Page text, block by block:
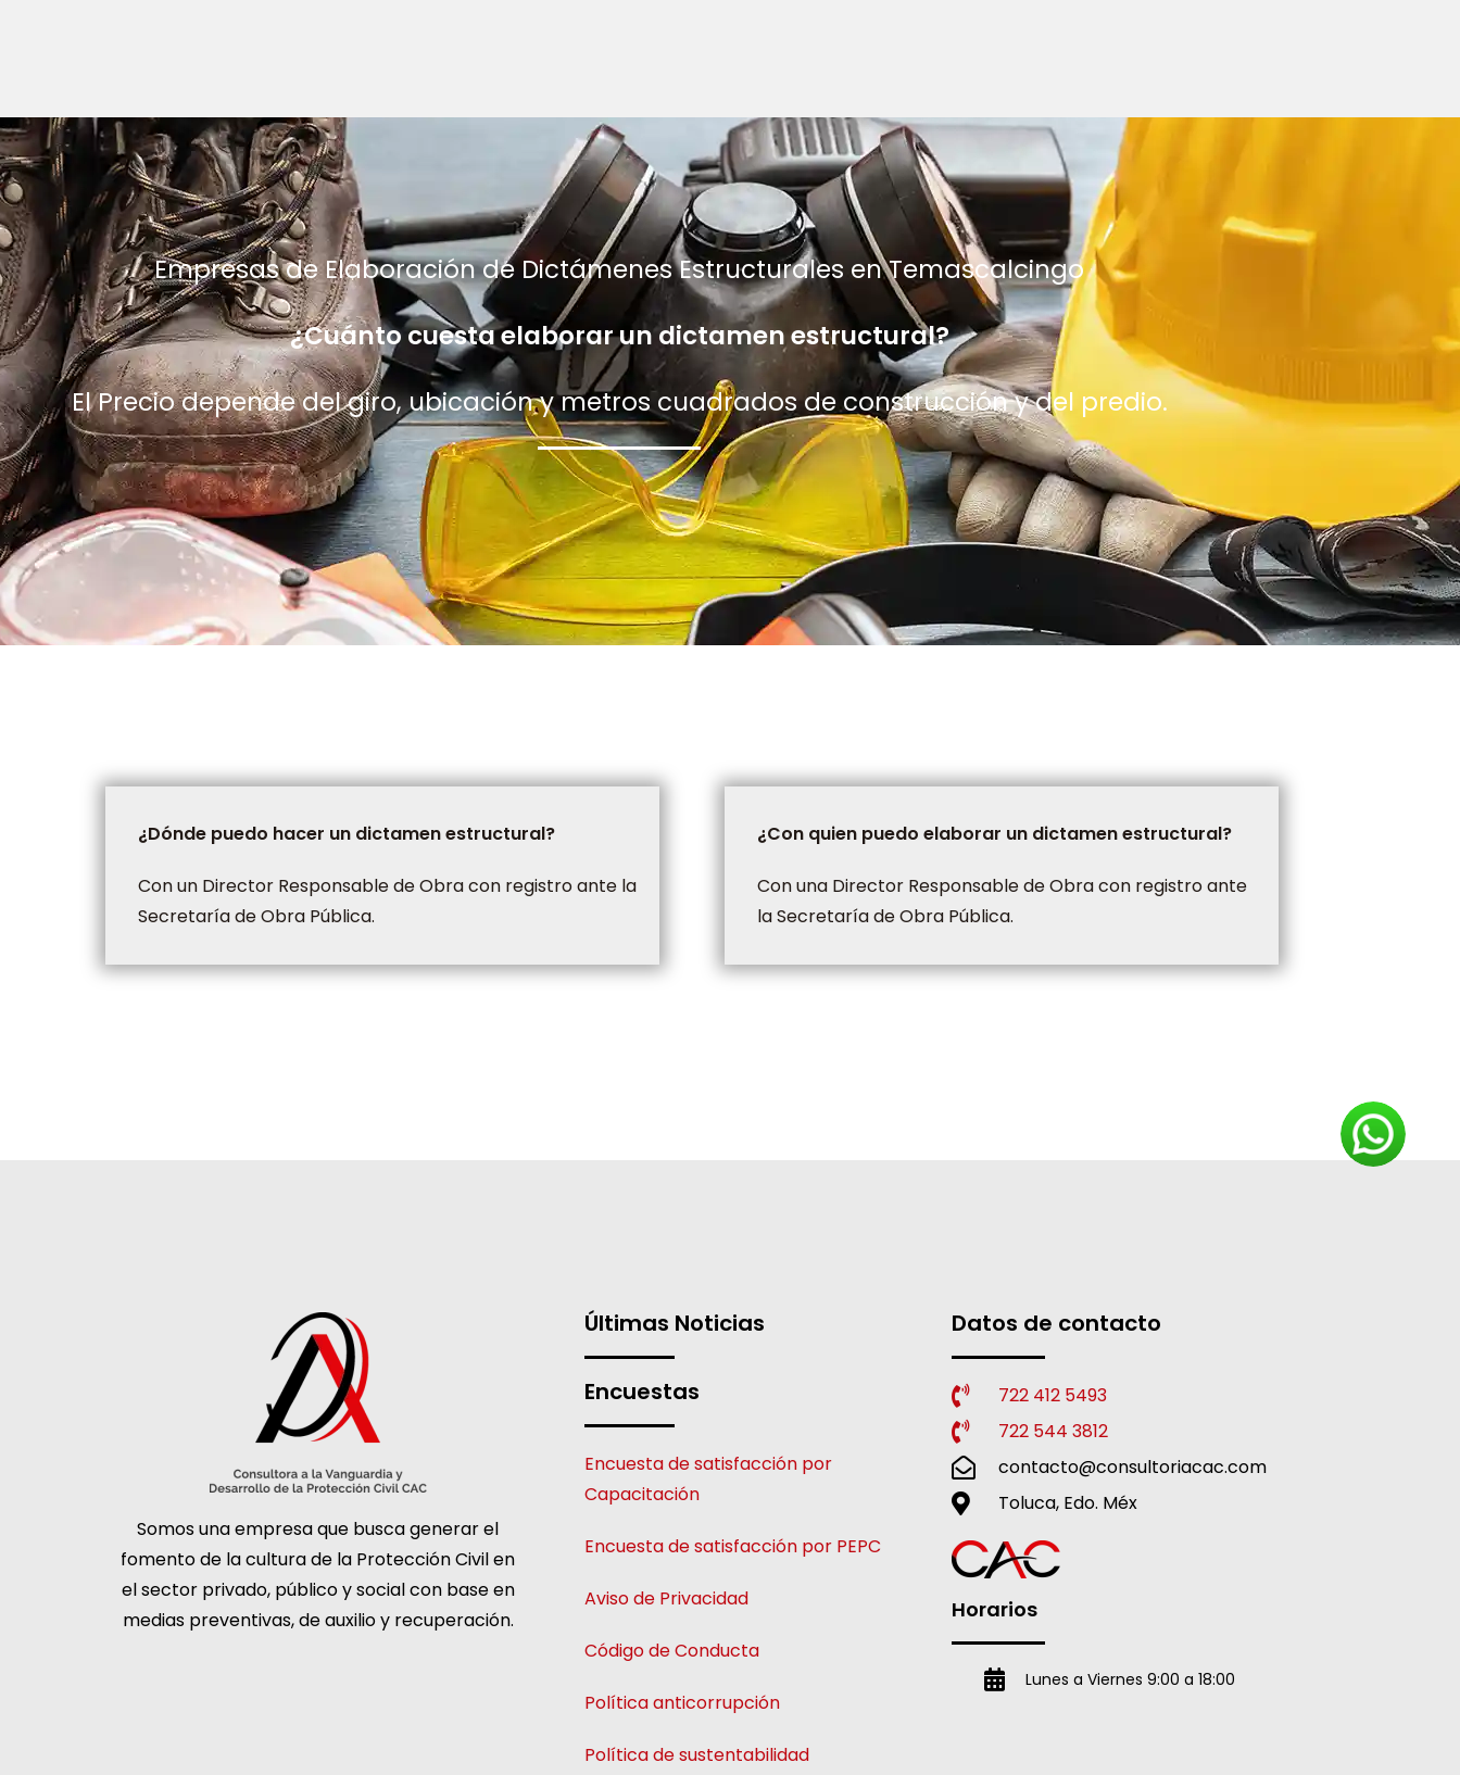
Empresas de Elaboración de Dictámenes Estructurales en Temascalcingo
¿Cuánto cuesta elaborar un dictamen estructural?
El Precio depende del giro, ubicación y metros cuadrados de construcción y del predio.
¿Dónde puedo hacer un dictamen estructural?
Con un Director Responsable de Obra con registro ante la
Secretaría de Obra Pública.
¿Con quien puedo elaborar un dictamen estructural?
Con una Director Responsable de Obra con registro ante
la Secretaría de Obra Pública.
Somos una empresa que busca generar el
fomento de la cultura de la Protección Civil en
el sector privado, público y social con base en
medias preventivas, de auxilio y recuperación.
Últimas Noticias
Encuestas
Encuesta de satisfacción por
Capacitación
Encuesta de satisfacción por PEPC
Aviso de Privacidad
Código de Conducta
Política anticorrupción
Política de sustentabilidad
Datos de contacto
722 412 5493
722 544 3812
contacto@consultoriacac.com
Toluca, Edo. Méx
Horarios
Lunes a Viernes 9:00 a 18:00